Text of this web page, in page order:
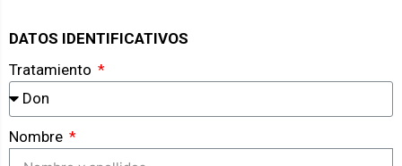
DATOS IDENTIFICATIVOS
Tratamiento
Nombre